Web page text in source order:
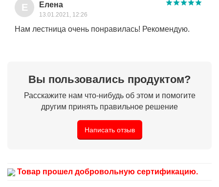
Е Елена
13.01.2021, 12:26
Нам лестница очень понравилась! Рекомендую.
Вы пользовались продуктом?
Расскажите нам что-нибудь об этом и помогите
другим принять правильное решение
Написать отзыв
Товар прошел добровольную сертификацию.